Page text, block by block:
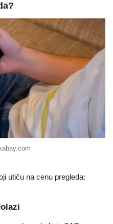
utiču na cenu pregleda: